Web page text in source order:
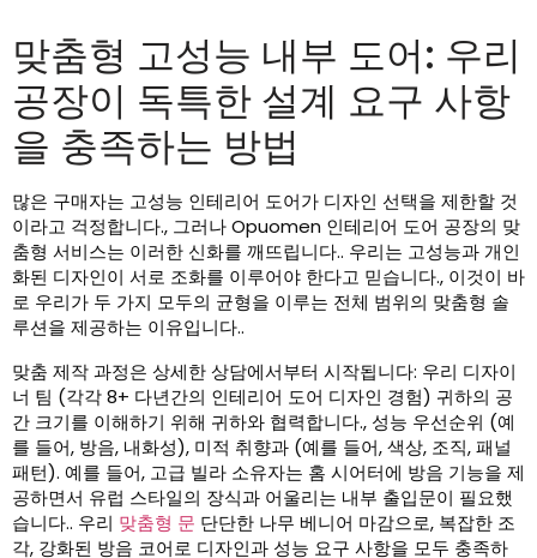
맞춤형 고성능 내부 도어: 우리
공장이 독특한 설계 요구 사항
을 충족하는 방법
많은 구매자는 고성능 인테리어 도어가 디자인 선택을 제한할 것
이라고 걱정합니다., 그러나 Opuomen 인테리어 도어 공장의 맞
춤형 서비스는 이러한 신화를 깨뜨립니다.. 우리는 고성능과 개인
화된 디자인이 서로 조화를 이루어야 한다고 믿습니다., 이것이 바
로 우리가 두 가지 모두의 균형을 이루는 전체 범위의 맞춤형 솔
루션을 제공하는 이유입니다..
맞춤 제작 과정은 상세한 상담에서부터 시작됩니다: 우리 디자이
너 팀 (각각 8+ 다년간의 인테리어 도어 디자인 경험) 귀하의 공
간 크기를 이해하기 위해 귀하와 협력합니다., 성능 우선순위 (예
를 들어, 방음, 내화성), 미적 취향과 (예를 들어, 색상, 조직, 패널
패턴). 예를 들어, 고급 빌라 소유자는 홈 시어터에 방음 기능을 제
공하면서 유럽 스타일의 장식과 어울리는 내부 출입문이 필요했
습니다.. 우리 맞춤형 문 단단한 나무 베니어 마감으로, 복잡한 조
각, 강화된 방음 코어로 디자인과 성능 요구 사항을 모두 충족하